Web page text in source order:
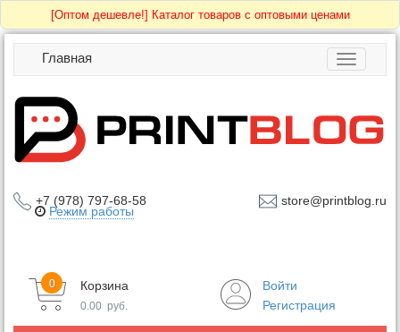
[Оптом дешевле!] Каталог товаров с оптовыми ценами
Toggle
Главная
+7 (978) 797-68-58 store@printblog.ru
Режим работы
Корзина
0
0.00 руб.
Войти
Регистрация